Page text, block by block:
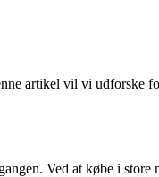
artikel vil vi udforske
Ved at købe i store